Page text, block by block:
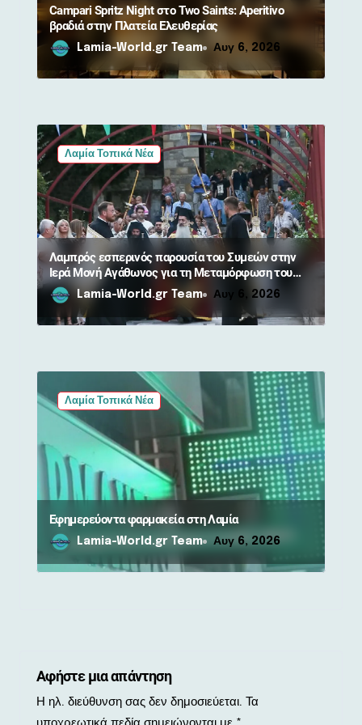
Campari Spritz Night στο Two Saints: Aperitivo
βραδιά στην Πλατεία Ελευθερίας
Lamia-World.gr Team Αυγ 6, 2026
Λαμία Τοπικά Νέα
Λαμπρός εσπερινός παρουσία του Συμεών στην
Ιερά Μονή Αγάθωνος για τη Μεταμόρφωση του
ΣωτήροςLamia-World.gr Team Αυγ 6, 2026
Λαμία Τοπικά Νέα
Εφημερεύοντα φαρμακεία στη Λαμία
Lamia-World.gr Team Αυγ 6, 2026
Αφήστε μια απάντηση
Η ηλ. διεύθυνση σας δεν δημοσιεύεται. Τα